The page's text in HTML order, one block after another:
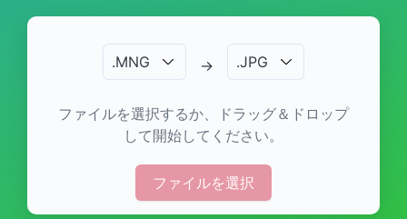
.MNG → .JPG
ファイルを選択するか、ドラッグ＆ドロップ
して開始してください。
ファイルを選択